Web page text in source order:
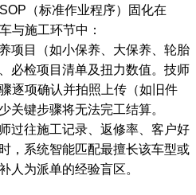
（标准作业程序）固化在
与施工环节中：
项目（如小保养、大保养、轮胎
必检项目清单及扭力数值。技师
逐项确认并拍照上传（如旧件
关键步骤将无法完工结算。
过往施工记录、返修率、客户好
，系统智能匹配最擅长该车型或
人为派单的经验盲区。